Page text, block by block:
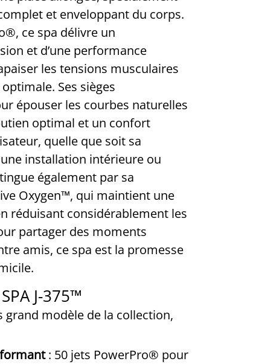
et enveloppant du corps.
ce spa délivre un
et d’une performance
les tensions musculaires
Ses sièges
épouser les courbes naturelles
optimal et un confort
quelle que soit sa
installation intérieure ou
également par sa
Oxygen™, qui maintient une
réduisant considérablement les
partager des moments
amis, ce spa est la promesse
J-375™
grand modèle de la collection,
: 50 jets PowerPro® pour